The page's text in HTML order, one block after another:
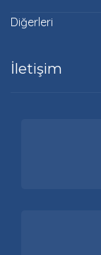
Diğerleri
İletişim